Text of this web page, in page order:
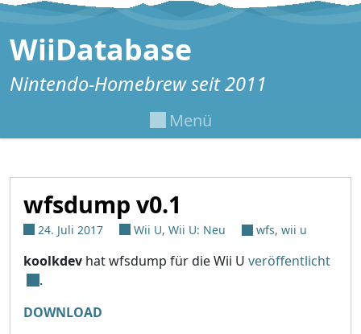
Zum Inhalt springen
WiiDatabase
Nintendo-Homebrew seit 2011
Menü
wfsdump v0.1
24. Juli 2017 Wii U, Wii U: Neu wfs, wii u
koolkdev hat wfsdump für die Wii U veröffentlicht
.
DOWNLOAD